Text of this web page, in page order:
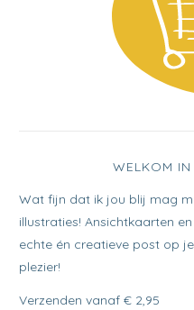
WELKOM
Wat fijn dat ik jou blij mag
illustraties! Ansichtkaarten
echte én creatieve post op
plezier!
Verzenden vanaf € 2,95